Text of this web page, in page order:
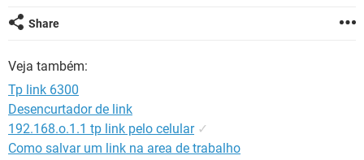
OUTLOOK
GUIA DE COMPRAS
Share
Veja também:
Tp link 6300
Desencurtador de link
192.168.o.1.1 tp link pelo celular ✓
Como salvar um link na area de trabalho